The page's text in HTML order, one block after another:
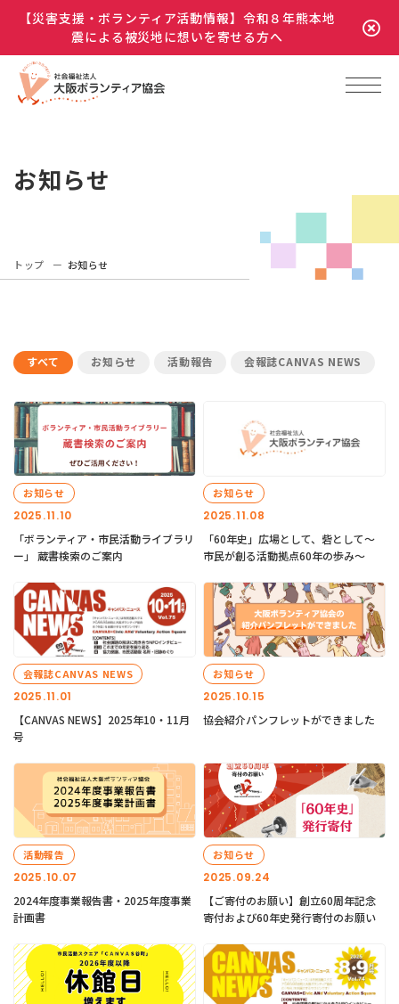
【災害支援・ボランティア活動情報】令和８年熊本地
震による被災地に想いを寄せる方へ
お知らせ
トップ お知らせ
すべて お知らせ 活動報告 会報誌CANVAS NEWS
2025.11.10
お知らせ
「ボランティア・市民活動ライブラリ
ー」 蔵書検索のご案内
2025.11.08
お知らせ
「60年史」広場として、砦として～
市民が創る活動拠点60年の歩み～
2025.11.01
会報誌CANVAS NEWS
【CANVAS NEWS】2025年10・11月
号
2025.10.15
お知らせ
協会紹介パンフレットができました
2025.10.07
活動報告
2024年度事業報告書・2025年度事業
計画書
2025.09.24
お知らせ
【ご寄付のお願い】創立60周年記念
寄付および60年史発行寄付のお願い